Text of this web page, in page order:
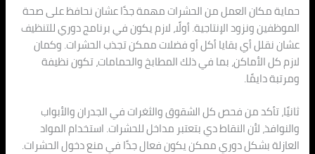
حماية مكان العمل من الحشرات مهمة جدًا عشان نحافظ على صحة
الموظفين ونزود الإنتاجية. أولًا، لازم يكون في برنامج دوري للتنظيف
عشان نقلل أي بقايا أكل أو فضلات ممكن تجذب الحشرات. وكمان
لازم كل الأماكن، بما في ذلك المطابخ والحمامات، تكون نظيفة
ومرتبة دايمًا.
ثانيًا، تأكد من فحص كل الشقوق والثغرات في الجدران والأبواب
والنوافذ، لأن النقاط دي بتعتبر مداخل للحشرات. استخدام المواد
العازلة بشكل دوري ممكن يكون فعال جدًا في منع دخول الحشرات.